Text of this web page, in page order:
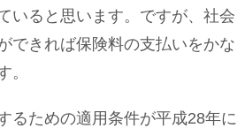
いると思います。ですが、社会
できれば保険料の支払いをかな
。
るための適用条件が平成28年に